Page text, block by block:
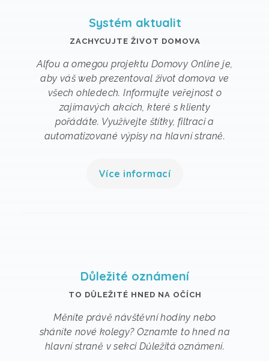
Systém aktualit
ZACHYCUJTE ŽIVOT DOMOVA
Alfou a omegou projektu Domovy Online je,
aby váš web prezentoval život domova ve
všech ohledech. Informujte veřejnost o
zajímavých akcích, které s klienty
pořádáte. Využívejte štítky, filtraci a
automatizované výpisy na hlavní straně.
Více informací
Důležité oznámení
TO DŮLEŽITÉ HNED NA OČÍCH
Měníte právě návštěvní hodiny nebo
sháníte nové kolegy? Oznamte to hned na
hlavní straně v sekci Důležitá oznámení.